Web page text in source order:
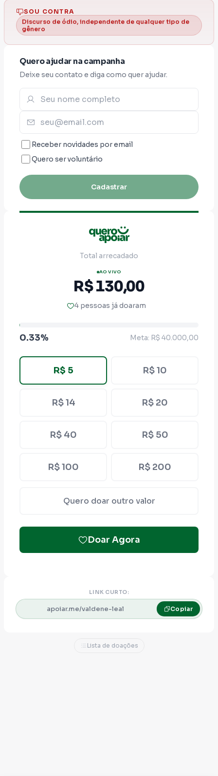
para nossa gente.
VAMOS JUNTAS E JUNTOS CONSTRUIR
SOU CONTRA
Discurso de ódio, independente de qualquer tipo de
gênero
Quero ajudar na campanha
Deixe seu contato e diga como quer ajudar.
Receber novidades por email
Quero ser voluntário
Cadastrar
Total arrecadado
AO VIVO
R$ 130,00
4 pessoas já doaram
0.33% Meta: R$ 40.000,00
R$ 5 R$ 10
R$ 14 R$ 20
R$ 40 R$ 50
R$ 100 R$ 200
Quero doar outro valor
Doar Agora
LINK CURTO:
apoiar.me/valdene-leal Copiar
Lista de doações